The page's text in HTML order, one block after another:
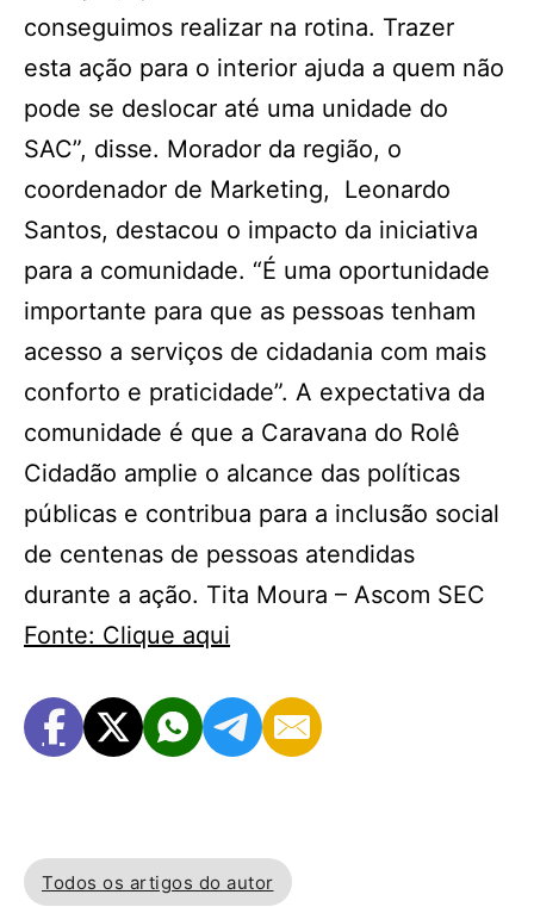
conseguimos realizar na rotina. Trazer
esta ação para o interior ajuda a quem não
pode se deslocar até uma unidade do
SAC”, disse. Morador da região, o
coordenador de Marketing, Leonardo
Santos, destacou o impacto da iniciativa
para a comunidade. “É uma oportunidade
importante para que as pessoas tenham
acesso a serviços de cidadania com mais
conforto e praticidade”. A expectativa da
comunidade é que a Caravana do Rolê
Cidadão amplie o alcance das políticas
públicas e contribua para a inclusão social
de centenas de pessoas atendidas
durante a ação. Tita Moura – Ascom SEC
Fonte: Clique aqui
Todos os artigos do autor